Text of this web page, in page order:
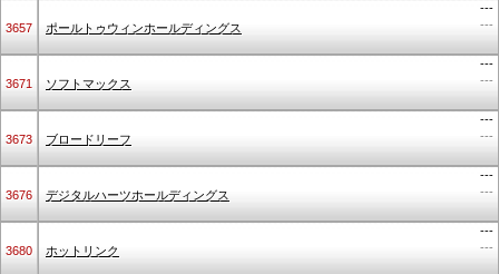
3657 ポールトゥウィンホールディングス
---
---
3671 ソフトマックス
---
---
3673 ブロードリーフ
---
---
3676 デジタルハーツホールディングス
---
---
3680 ホットリンク
---
---